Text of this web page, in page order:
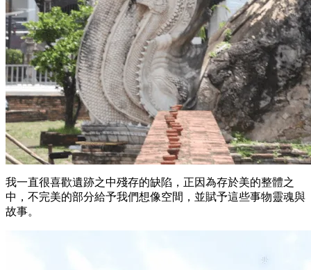
我一直很喜歡遺跡之中殘存的缺陷，正因為存於美的整體之
中，不完美的部分給予我們想像空間，並賦予這些事物靈魂與
故事。